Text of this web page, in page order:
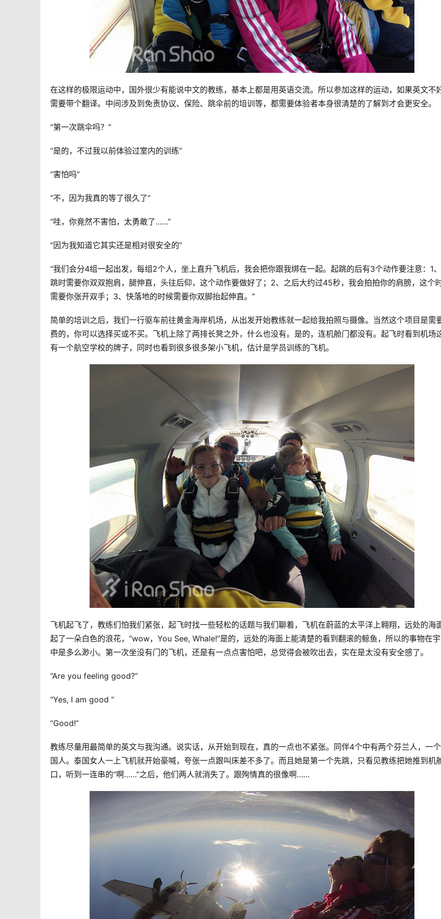
在这样的极限运动中，国外很少有能说中文的教练，基本上都是用英语交流。所以参加这样的运动，如果英文不
需要带个翻译。中间涉及到免责协议、保险、跳伞前的培训等，都需要体验者本身很清楚的了解到才会更安全。
“第一次跳伞吗？”
“是的，不过我以前体验过室内的训练”
“害怕吗”
“不，因为我真的等了很久了”
“哇，你竟然不害怕，太勇敢了……”
“因为我知道它其实还是相对很安全的”
“我们会分4组一起出发，每组2个人，坐上直升飞机后，我会把你跟我绑在一起。起跳的后有3个动作要注意：1
跳时需要你双双抱肩，腿伸直，头往后仰，这个动作要做好了；2、之后大约过45秒，我会拍拍你的肩膀，这个
需要你张开双手；3、快落地的时候需要你双脚抬起伸直。”
简单的培训之后，我们一行驱车前往黄金海岸机场，从出发开始教练就一起给我拍照与摄像。当然这个项目是需
费的，你可以选择买或不买。飞机上除了两排长凳之外，什么也没有。是的，连机舱门都没有。起飞时看到机场
有一个航空学校的牌子，同时也看到很多很多架小飞机，估计是学员训练的飞机。
飞机起飞了，教练们怕我们紧张，起飞时找一些轻松的话题与我们聊着，飞机在蔚蓝的太平洋上翱翔，远处的海
起了一朵白色的浪花，“wow，You See, Whale!”是的，远处的海面上能清楚的看到翻滚的鲸鱼，所以的事物在
中是多么渺小。第一次坐没有门的飞机，还是有一点点害怕吧，总觉得会被吹出去，实在是太没有安全感了。
“Are you feeling good?”
“Yes, I am good ”
“Good!”
教练尽量用最简单的英文与我沟通。说实话，从开始到现在，真的一点也不紧张。同伴4个中有两个芬兰人，一
国人。泰国女人一上飞机就开始豪喊，夸张一点跟叫床差不多了。而且她是第一个先跳，只看见教练把她推到机
口，听到一连串的“啊……”之后，他们两人就消失了。跟殉情真的很像啊……